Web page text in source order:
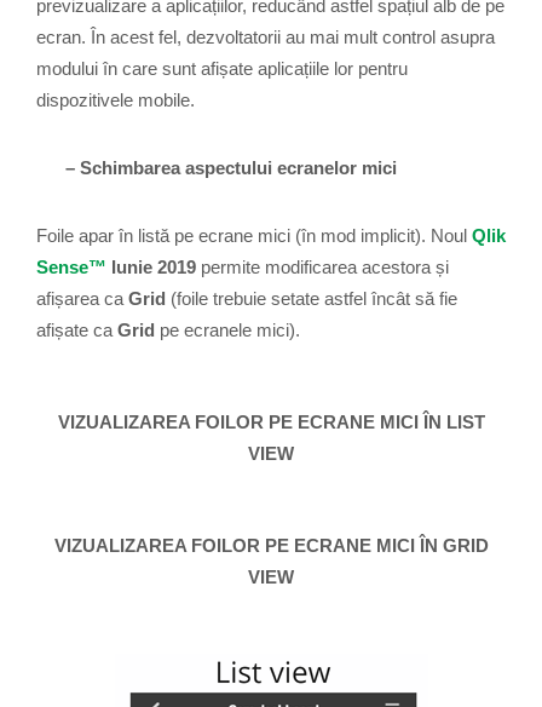
previzualizare a aplicațiilor, reducând astfel spațiul alb de pe
ecran. În acest fel, dezvoltatorii au mai mult control asupra
modului în care sunt afișate aplicațiile lor pentru
dispozitivele mobile.
– Schimbarea aspectului ecranelor mici
Foile apar în listă pe ecrane mici (în mod implicit). Noul Qlik
Sense™ Iunie 2019 permite modificarea acestora și
afișarea ca Grid (foile trebuie setate astfel încât să fie
afișate ca Grid pe ecranele mici).
VIZUALIZAREA FOILOR PE ECRANE MICI ÎN LIST
VIEW
VIZUALIZAREA FOILOR PE ECRANE MICI ÎN GRID
VIEW